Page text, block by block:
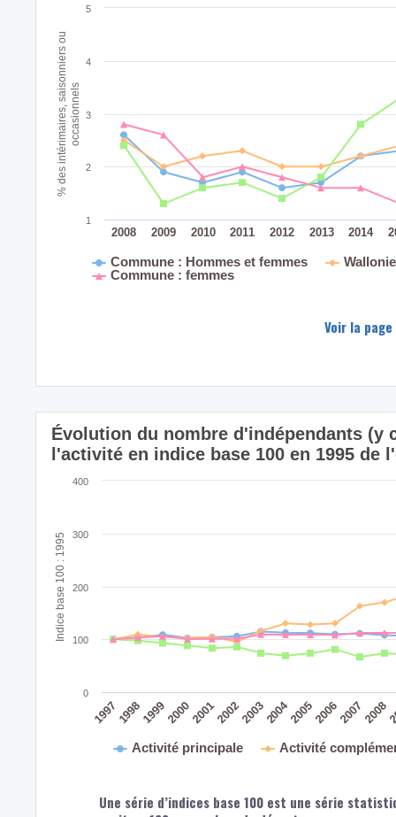
% des intérimaires, saisonniers ouoccasionnels
Commune : Hommes et femmes
Commune : femmes
2008 2009 2010 2011 2012 2013 2014
1
2
3
4
5
Voir la
Indice base 100 : 1995
Évolution du nombre d'indépendants (y
l'activité en indice base 100 en 1995 de
Activité principale Activité
199719981999200020012002200320042005200620072008
100
200
300
0
400
Une série d’indices base 100 est une série